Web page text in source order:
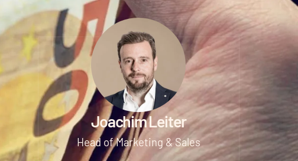
Joachim Leiter
Head of Marketing & Sales